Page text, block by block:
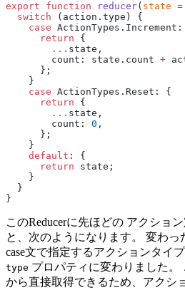
export function reducer( state =
  switch
(action.type) {
    case
      return
{
        ...
state,
        count: state.count
+
      };
    }
    case
ActionTypes.Reset: {
      return
{
        ...
state,
        count:
0 ,
      };
    }
    default
: {
      return
state;
    }
  }
}
このReducerに先ほどの アクショ
と、次のようになります。 変わっ
case文で指定するアクションタイ
type プロパティに変わりました。
から直接取得できるため、アクシ